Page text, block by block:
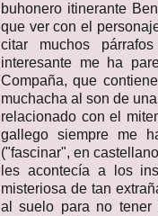
buhonero itinerante
que ver con el
citar muchos
interesante me ha
Compaña, que
muchacha al son de
relacionado con el
gallego siempre me
("fascinar", en
les acontecía a los
misteriosa de tan
al suelo para no